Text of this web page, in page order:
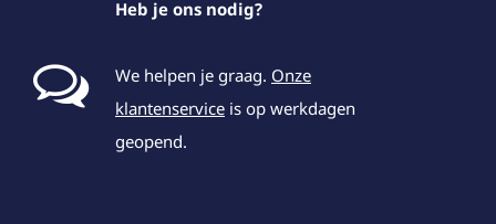
Heb je ons nodig?
We helpen je graag. Onze
klantenservice is op werkdagen
geopend.